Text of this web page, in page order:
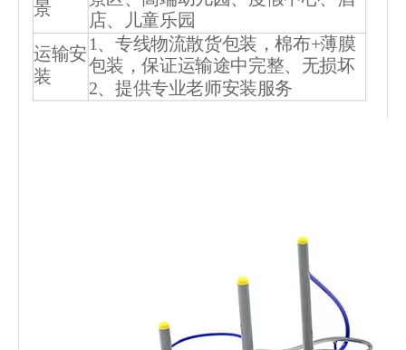
景
店、儿童乐园
运输安
装
1、专线物流散货包装，棉布+薄膜
包装，保证运输途中完整、无损坏
2、提供专业老师安装服务